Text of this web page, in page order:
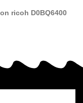
ricoh D0BQ6400